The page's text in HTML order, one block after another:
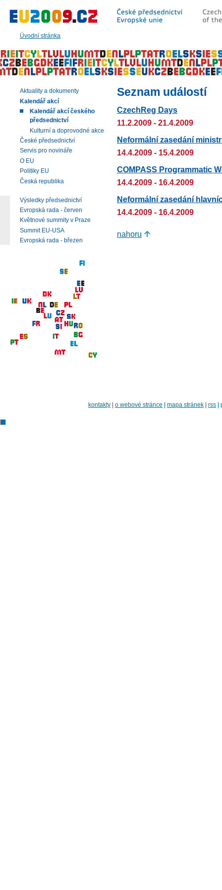
Úvodní stránka
hlavní
|
navigaci
|
vyhledávání
Seznam událostí
CzechReg Days
11.2.2009 - 21.4.2009
Neformální zasedání
14.4.2009 - 15.4.2009
COMPASS Programmatic
14.4.2009 - 16.4.2009
Neformální zasedání
14.4.2009 - 16.4.2009
nahoru
Aktuality a dokumenty
Kalendář akcí
Kalendář akcí českého
předsednictví
Kulturní a doprovodné akce
České předsednictví
Servis pro novináře
O EU
Politiky EU
Česká republika
Výsledky předsednictví
Evropská rada - červen
Květnové summity v Praze
Summit EU-USA
Evropská rada - březen
kontakty o webové stránce mapa stránek rss